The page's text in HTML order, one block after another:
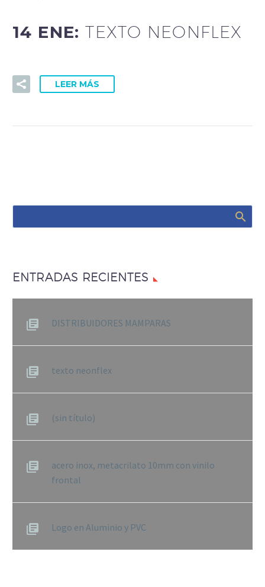
14 ENE:TEXTO NEONFLEX
LEER MÁS
ENTRADAS RECIENTES
DISTRIBUIDORES MAMPARAS
texto neonflex
(sin título)
acero inox, metacrilato 10mm con vinilo
frontal
Logo en Aluminio y PVC